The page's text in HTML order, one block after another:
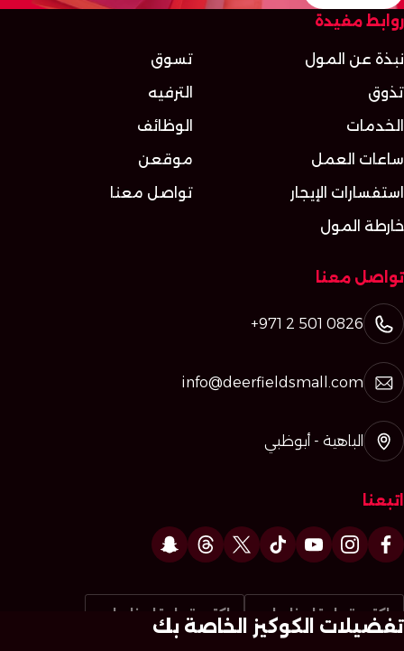
روابط مفيدة
نبذة عن المول
تسوق
تذوق
الترفيه
الخدمات
الوظائف
ساعات العمل
موقعن
استفسارات الإيجار
تواصل معنا
خارطة المول
تواصل معنا
+971 2 501 0826
info@deerfieldsmall.com
الباهية - أبوظبي
اتبعنا
اكتب تعليقا عنا على اكتب تعليقا عنا على
تفضيلات الكوكيز الخاصة بك